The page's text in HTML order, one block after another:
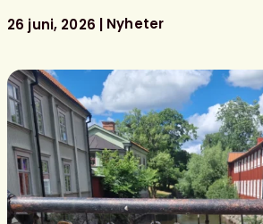
Almedalen
26 juni, 2026 Nyheter